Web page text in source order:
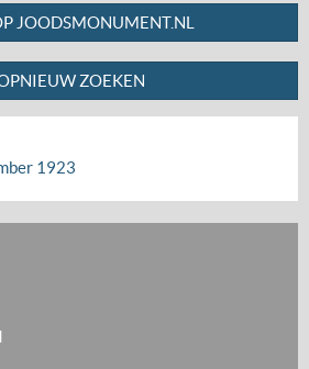
JOODSMONUMENT.NL
ZOEKEN
1923